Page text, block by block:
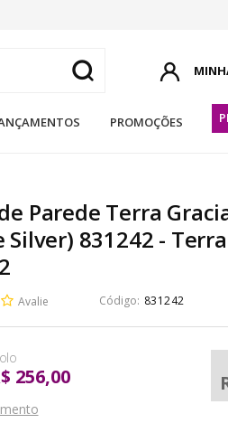
PROMOÇÕES
Parede Terra
Silver) 831242 -
Avalie 831242
256,00